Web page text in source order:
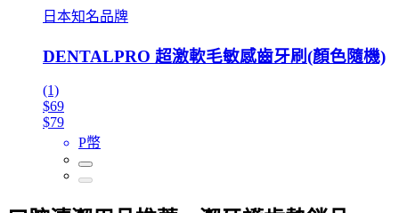
日本知名品牌
DENTALPRO 超激軟毛敏感齒牙刷(顏色隨機)
(1)
$69
$79
P幣